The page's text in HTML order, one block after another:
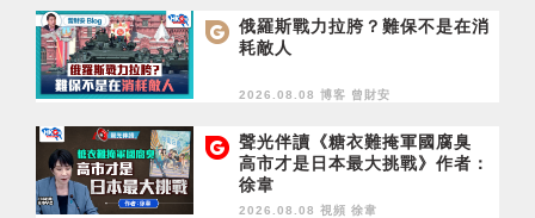
俄羅斯戰力拉胯？難保不是在消
耗敵人
2026.08.08 博客 曾財安
聲光伴讀《糖衣難掩軍國腐臭
高市才是日本最大挑戰》作者：
徐韋
2026.08.08 視頻 徐韋